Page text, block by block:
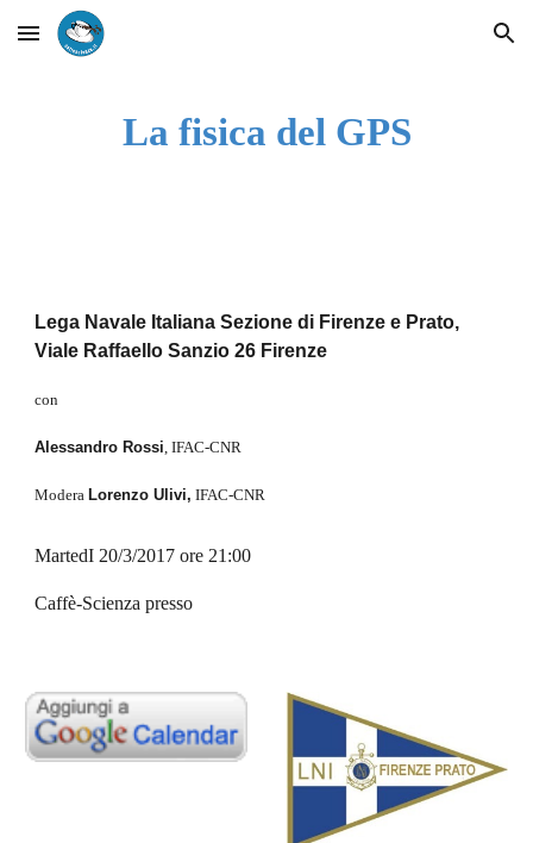
Skip to main content Skip to navigation
La fisica del GPS
Lega Navale Italiana Sezione di Firenze e Prato,
Viale Raffaello Sanzio 26 Firenze
con
Alessandro Rossi, IFAC-CNR
Modera Lorenzo Ulivi, IFAC-CNR
MartedI 20/3/2017 ore 21:00
Caffè-Scienza presso